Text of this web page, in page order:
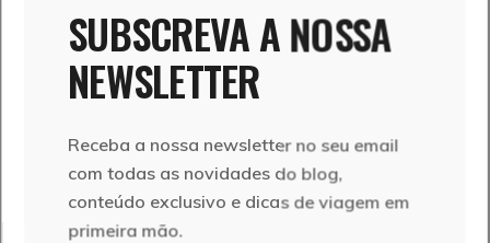
Até lá boas descobertas.
TAMBÉM
SUBSCREVA A NOSSA
NEWSLETTER
Receba a nossa newsletter no seu email
com todas as novidades do blog,
conteúdo exclusivo e dicas de viagem em
primeira mão.